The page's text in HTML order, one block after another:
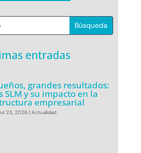
entradas
grandes resultados:
SLM y su impacto en la
empresarial
23, 2026 |Actualidad